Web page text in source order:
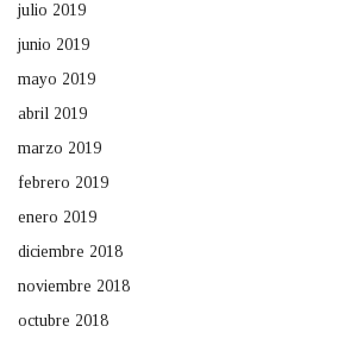
julio 2019
junio 2019
mayo 2019
abril 2019
marzo 2019
febrero 2019
enero 2019
diciembre 2018
noviembre 2018
octubre 2018